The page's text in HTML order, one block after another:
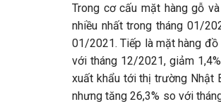
Trong cơ cấu mặt hàng gỗ
nhiều nhất trong tháng 01/
01/2021. Tiếp là mặt hàng
với tháng 12/2021, giảm
xuất khẩu tới thị trường Nhật
nhưng tăng 26,3% so với